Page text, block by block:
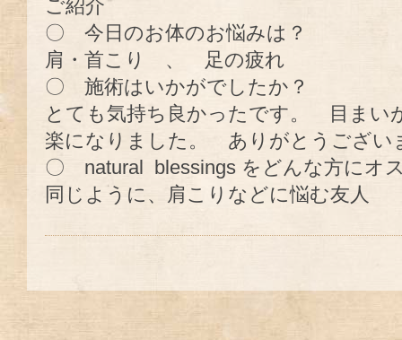
ご紹介
〇 今日のお体のお悩みは？
肩・首こり 、 足の疲れ
〇 施術はいかがでしたか？
とても気持ち良かったです。 目まい
楽になりました。 ありがとうござい
〇 natural blessings をどんな方にオ
同じように、肩こりなどに悩む友人